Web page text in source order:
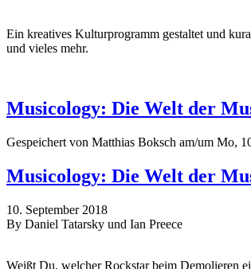
Ein kreatives Kulturprogramm gestaltet und
und vieles mehr.
Musicology: Die Welt der
Gespeichert von Matthias Boksch am/um Mo,
Musicology: Die Welt der
10. September 2018
By Daniel Tatarsky und Ian Preece
Weißt Du, welcher Rockstar beim Demolieren